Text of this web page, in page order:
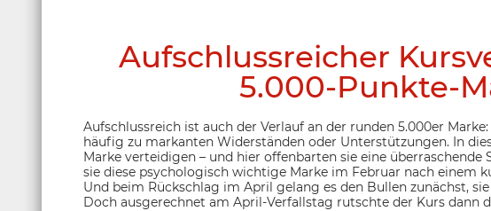
Aufschlussreicher
5.000-Punkte-
Aufschlussreich ist auch der Verlauf an der runden 5.000er
häufig zu markanten Widerständen oder Unterstützungen. In
Marke verteidigen – und hier offenbarten sie eine überraschende
sie diese psychologisch wichtige Marke im Februar nach einem
Und beim Rückschlag im April gelang es den Bullen zunächst,
Doch ausgerechnet am April-Verfallstag rutschte der Kurs dann